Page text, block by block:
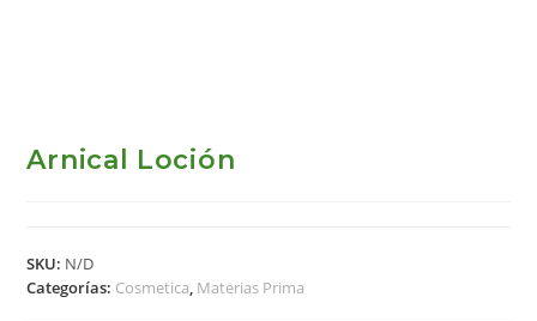
Arnical Loción
SKU: N/D
Categorías: Cosmetica Materias Prima